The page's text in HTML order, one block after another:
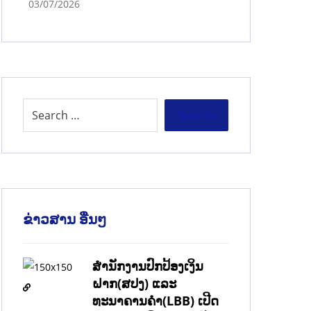
03/07/2026
ຂ່າວສານ ອື່ນໆ
ສຳນັກງານປົກປ້ອງເງິນ
ຝາກ(ສປງ) ແລະ
ທະນາຄານຄຳ(LBB) ເປີດ